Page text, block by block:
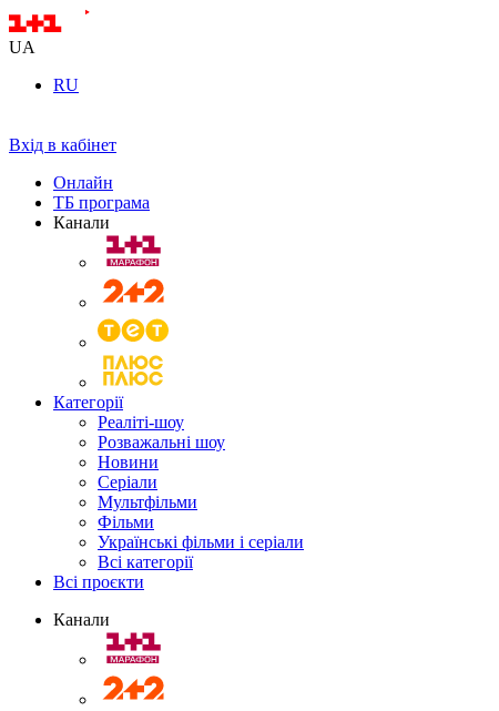
UA
RU
Вхід в кабінет
Онлайн
ТБ програма
Канали
Категорії
Реаліті-шоу
Розважальні шоу
Новини
Серіали
Мультфільми
Фільми
Українські фільми і серіали
Всі категорії
Всі проєкти
Канали